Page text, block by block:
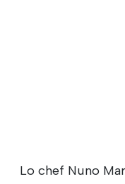
Lo chef Nuno